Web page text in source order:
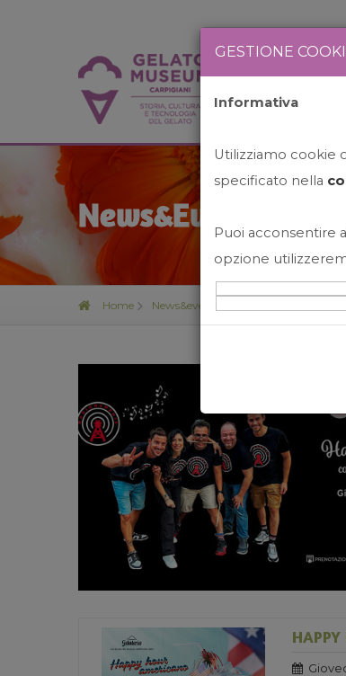
News&Events
Home News&events
GESTIONE
Informativa
Utilizziamo cookie
specificato nella
Puoi acconsentire
opzione